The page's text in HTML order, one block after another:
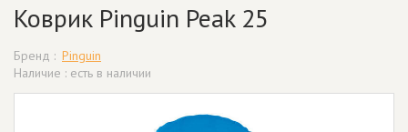
Коврик Pinguin Peak 25
Бренд : Pinguin
Наличие : есть в наличии